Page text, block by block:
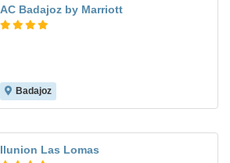
AC Badajoz by Marriott
Badajoz
Ilunion Las Lomas